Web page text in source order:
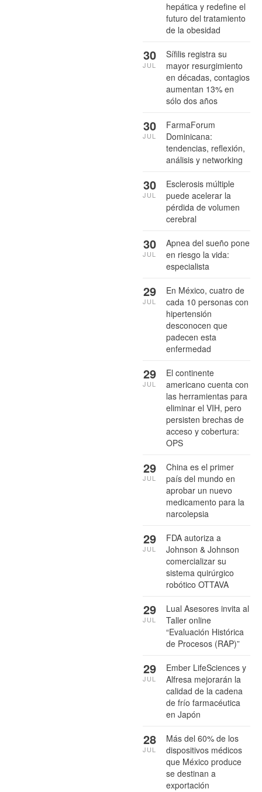
hepática y redefine el
futuro del tratamiento
de la obesidad
Sífilis registra su
mayor resurgimiento
en décadas, contagios
aumentan 13% en
sólo dos años
30
JUL
FarmaForum
Dominicana:
tendencias, reflexión,
análisis y networking
30
JUL
Esclerosis múltiple
puede acelerar la
pérdida de volumen
cerebral
30
JUL
Apnea del sueño pone
en riesgo la vida:
especialista
30
JUL
En México, cuatro de
cada 10 personas con
hipertensión
desconocen que
padecen esta
enfermedad
29
JUL
El continente
americano cuenta con
las herramientas para
eliminar el VIH, pero
persisten brechas de
acceso y cobertura:
OPS
29
JUL
China es el primer
país del mundo en
aprobar un nuevo
medicamento para la
narcolepsia
29
JUL
FDA autoriza a
Johnson & Johnson
comercializar su
sistema quirúrgico
robótico OTTAVA
29
JUL
Lual Asesores invita al
Taller online
“Evaluación Histórica
de Procesos (RAP)”
29
JUL
Ember LifeSciences y
Alfresa mejorarán la
calidad de la cadena
de frío farmacéutica
en Japón
29
JUL
Más del 60% de los
dispositivos médicos
que México produce
se destinan a
exportación
28
JUL